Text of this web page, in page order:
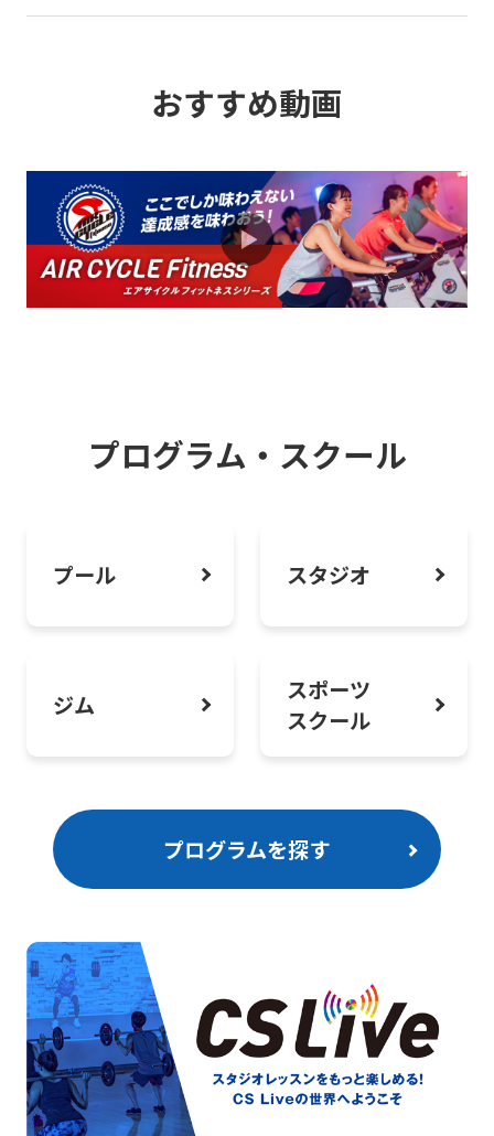
紹介者も入会者も嬉しい♪友達紹介制度
2026.08.01 お知らせ
無料分析会も開催中！パーソナルトレー
ニングで姿勢バランス改善
し＆ストレッチ」誕生！
おすすめ動画
プログラム・スクール
プール スタジオ
ジム
スポーツ
スクール
プログラムを探す